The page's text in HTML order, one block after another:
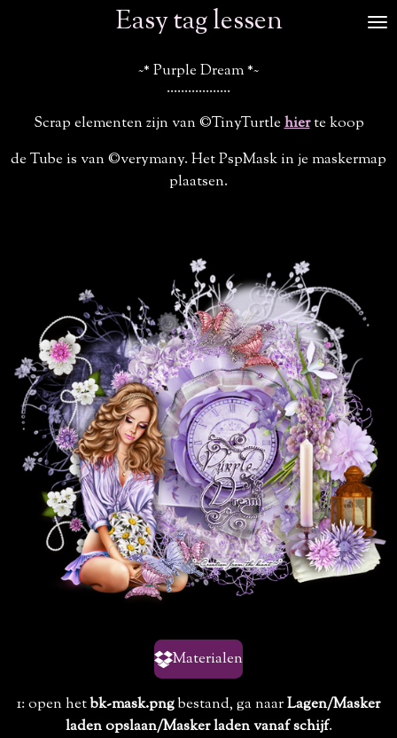
Easy tag lessen
~* Purple Dream *~
..................
Scrap elementen zijn van ©TinyTurtlehierte koop
de Tube is van ©verymany. Het PspMask in je maskermap
plaatsen.
Materialen
1: open hetbk-mask.pngbestand, ga naarLagen/Masker
laden opslaan/Masker laden vanaf schijf.